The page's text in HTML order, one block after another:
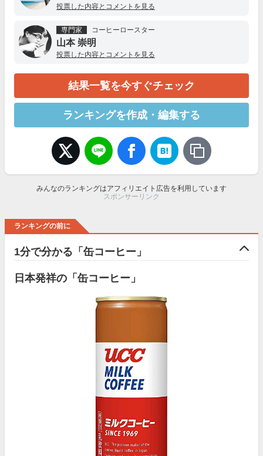
投票した内容とコメントを見る
専門家 コーヒーロースター
山本 崇明
投票した内容とコメントを見る
結果一覧を今すぐチェック
ランキングを作成・編集する
みんなのランキングはアフィリエイト広告を利用しています
スポンサーリンク
ランキングの前に
1分で分かる「缶コーヒー」
日本発祥の「缶コーヒー」